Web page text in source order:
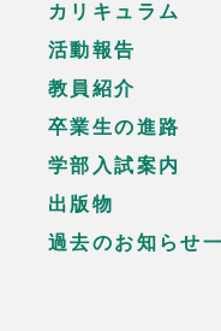
カリキュラム
活動報告
教員紹介
卒業生の進路
学部入試案内
出版物
過去のお知らせ